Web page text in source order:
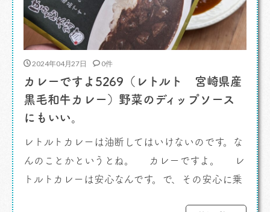
2024年04月27日 0件
カレーですよ5269（レトルト 宮崎県産
黒毛和牛カレー）野菜のディップソース
にもいい。
レトルトカレーは油断してはいけないのです。な
んのことかというとね。 カレーですよ。 レ
トルトカレーは安心なんです。で、その安心に乗